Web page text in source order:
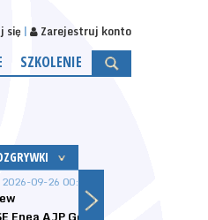
się Zarejestruj konto
SZKOLENIE
09-26 00:00